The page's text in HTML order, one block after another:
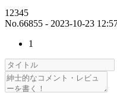
12345
No.66855 - 2023-10-23
1